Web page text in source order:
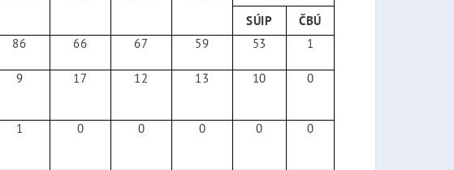
SÚIP
ČBÚ
86 66 67 59 53 1
9 17 12 13 10 0
1 0 0 0 0 0